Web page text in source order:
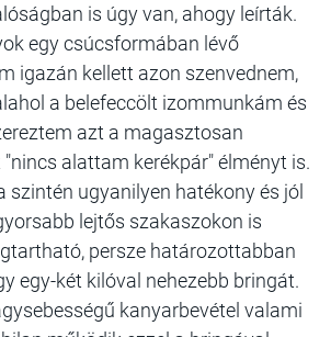
is úgy van, ahogy leírták.
egy csúcsformában lévő
igazán kellett azon szenvednem,
a belefeccölt izommunkám és
azt a magasztosan
alattam kerékpár" élményt is.
szintén ugyanilyen hatékony és jól
lejtős szakaszokon is
persze határozottabban
egy-két kilóval nehezebb bringát.
kanyarbevétel valami